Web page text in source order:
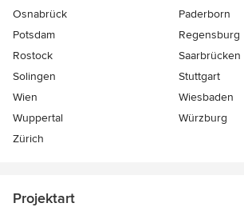
Osnabrück
Paderborn
Potsdam
Regensburg
Rostock
Saarbrücken
Solingen
Stuttgart
Wien
Wiesbaden
Wuppertal
Würzburg
Zürich
Projektart